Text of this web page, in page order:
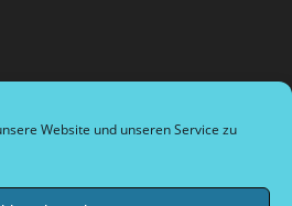
Website und unseren Service zu